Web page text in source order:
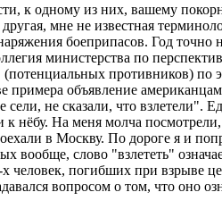
к одному из них, вашему
мне не известная
боеприпасов. Год
министерства по
(потенциальных противников)
примера объявление
не сказали, что взлетели".
к нёбу. На меня молча
в Москву. По дороге я и
вообще, слово "взлететь"
человек, погибших при взрыве
вопросом о том, что оно